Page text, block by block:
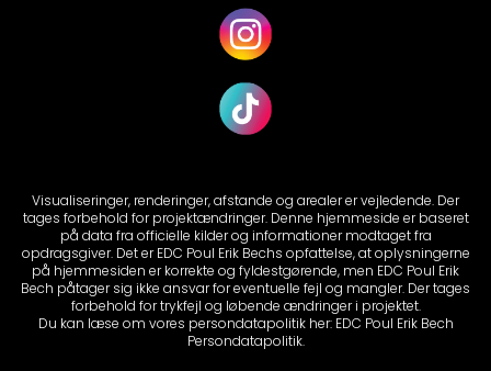
Visualiseringer, renderinger, afstande og arealer er vejledende. Der
tages forbehold for projektændringer. Denne hjemmeside er baseret
på data fra officielle kilder og informationer modtaget fra
opdragsgiver. Det er EDC Poul Erik Bechs opfattelse, at oplysningerne
på hjemmesiden er korrekte og fyldestgørende, men EDC Poul Erik
Bech påtager sig ikke ansvar for eventuelle fejl og mangler. Der tages
forbehold for trykfejl og løbende ændringer i projektet.
Du kan læse om vores persondatapolitik her: EDC Poul Erik Bech
Persondatapolitik.